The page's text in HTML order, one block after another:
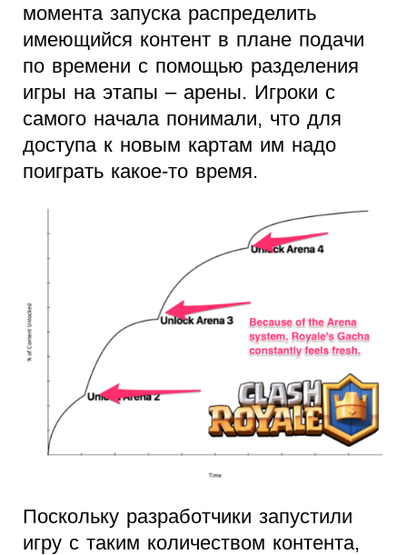
момента запуска распределить
имеющийся контент в плане подачи
по времени с помощью разделения
игры на этапы – арены. Игроки с
самого начала понимали, что для
доступа к новым картам им надо
поиграть какое-то время.
Поскольку разработчики запустили
игру с таким количеством контента,